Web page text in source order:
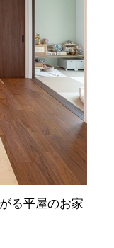
る平屋のお家